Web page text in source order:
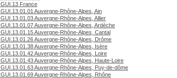
GUI.13 France
GUI.13.01.01 Auvergne-Rhône-Alpes, Ain
GUI.13.01.03 Auvergne-Rhône-Alpes, Allier
GUI.13.01.07 Auvergne-Rhône-Alpes, Ardèche
GUI.13.01.15 Auvergne-Rhône-Alpes, Cantal
GUI.13.01.26 Auvergne-Rhône-Alpes, Drôme
GUI.13.01.38 Auvergne-Rhône-Alpes, Isère
GUI.13.01.42 Auvergne-Rhône-Alpes, Loire
GUI.13.01.43 Auvergne-Rhône-Alpes, Haute-Loire
GUI.13.01.63 Auvergne-Rhône-Alpes, Puy-de-dôme
GUI.13.01.69 Auvergne-Rhône-Alpes, Rhône